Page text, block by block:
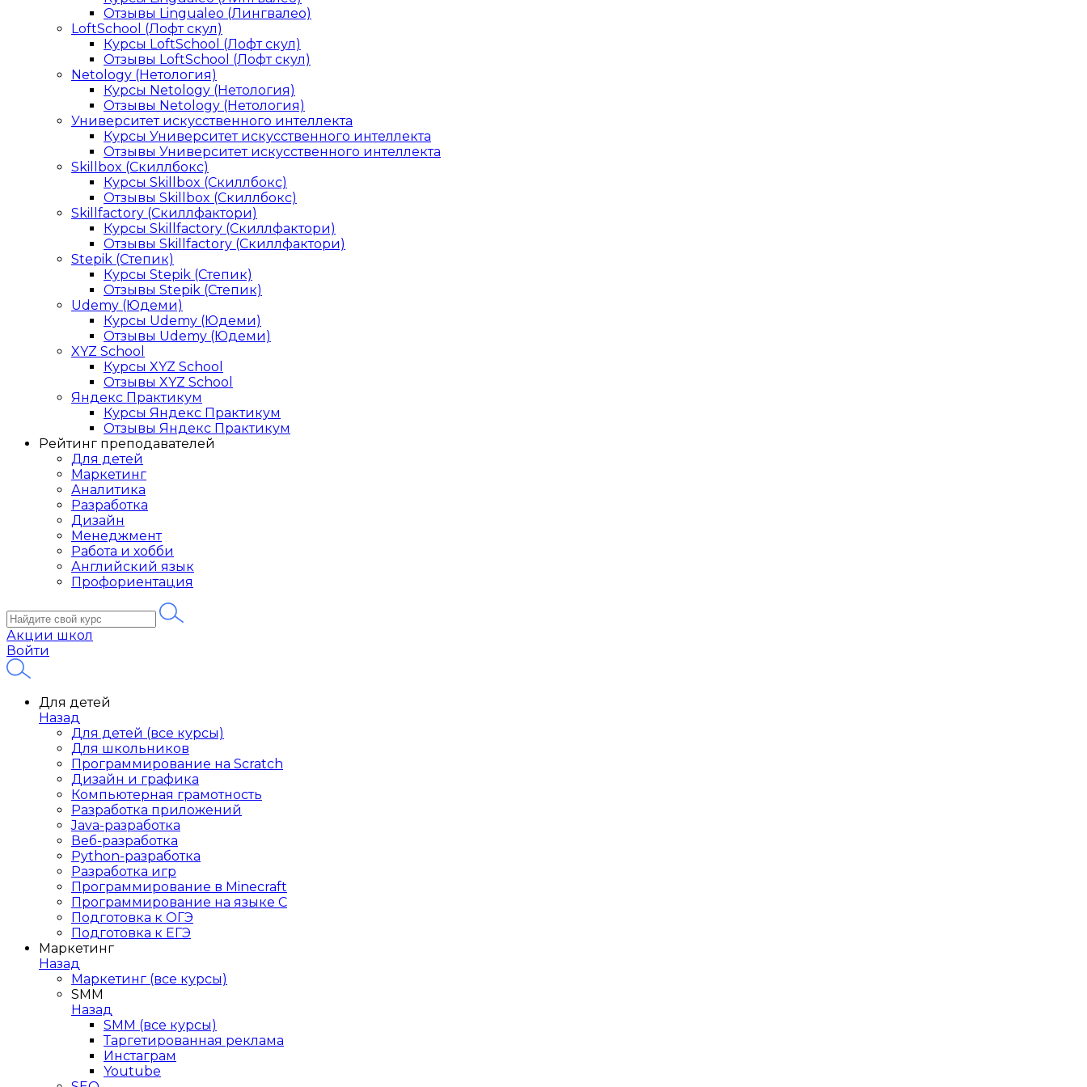
Отзывы Lingualeo (Лингвалео)
LoftSchool (Лофт скул)
Курсы LoftSchool (Лофт скул)
Отзывы LoftSchool (Лофт скул)
Netology (Нетология)
Курсы Netology (Нетология)
Отзывы Netology (Нетология)
Университет искусственного интеллекта
Курсы Университет искусственного интеллекта
Отзывы Университет искусственного интеллекта
Skillbox (Скиллбокс)
Курсы Skillbox (Скиллбокс)
Отзывы Skillbox (Скиллбокс)
Skillfactory (Скиллфактори)
Курсы Skillfactory (Скиллфактори)
Отзывы Skillfactory (Скиллфактори)
Stepik (Степик)
Курсы Stepik (Степик)
Отзывы Stepik (Степик)
Udemy (Юдеми)
Курсы Udemy (Юдеми)
Отзывы Udemy (Юдеми)
XYZ School
Курсы XYZ School
Отзывы XYZ School
Яндекс Практикум
Курсы Яндекс Практикум
Отзывы Яндекс Практикум
Рейтинг преподавателей
Для детей
Маркетинг
Аналитика
Разработка
Дизайн
Менеджмент
Работа и хобби
Английский язык
Профориентация
Акции школ
Войти
Для детей
Назад
Для детей (все курсы)
Для школьников
Программирование на Scratch
Дизайн и графика
Компьютерная грамотность
Разработка приложений
Java-разработка
Веб-разработка
Python-разработка
Разработка игр
Программирование в Minecraft
Программирование на языке C
Подготовка к ОГЭ
Подготовка к ЕГЭ
Маркетинг
Назад
Маркетинг (все курсы)
SMM
Назад
SMM (все курсы)
Таргетированная реклама
Инстаграм
Youtube